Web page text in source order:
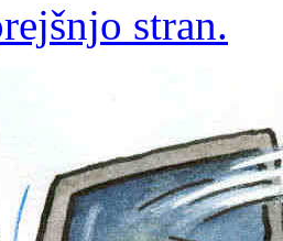
stran.